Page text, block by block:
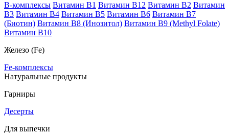
B-комплексы Витамин B1 Витамин B12 Витамин B2 Витамин
B3 Витамин B4 Витамин B5 Витамин B6 Витамин B7
(Биотин) Витамин B8 (Инозитол) Витамин B9 (Methyl Folate)
Витамин В10
Железо (Fe)
Fe-комплексы
Натуральные продукты
Гарниры
Десерты
Для выпечки